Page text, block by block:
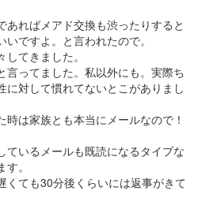
あればメアド交換も渋ったりすると
ですよ。と言われたので。
てきました。
言ってました。私以外にも。実際ち
に対して慣れてないとこがありまし
時は家族とも本当にメールなので！
ているメールも既読になるタイプな
。
くても30分後くらいには返事がきて